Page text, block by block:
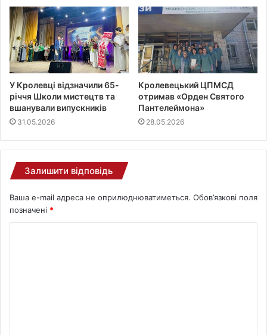
У Кролевці відзначили 65-
річчя Школи мистецтв та
вшанували випускників
31.05.2026
Кролевецький ЦПМСД
отримав «Орден Святого
Пантелеймона»
28.05.2026
Залишити відповідь
Ваша e-mail адреса не оприлюднюватиметься. Обов’язкові поля
позначені *